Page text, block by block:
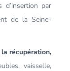
d’insertion par
de la Seine-
la récupération,
vaisselle,